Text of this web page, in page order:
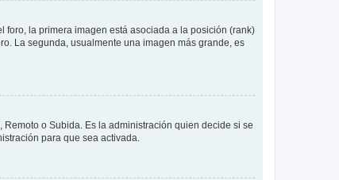
la primera imagen está asociada a la posición (rank)
La segunda, usualmente una imagen más grande, es
o Subida. Es la administración quien decide si se
para que sea activada.